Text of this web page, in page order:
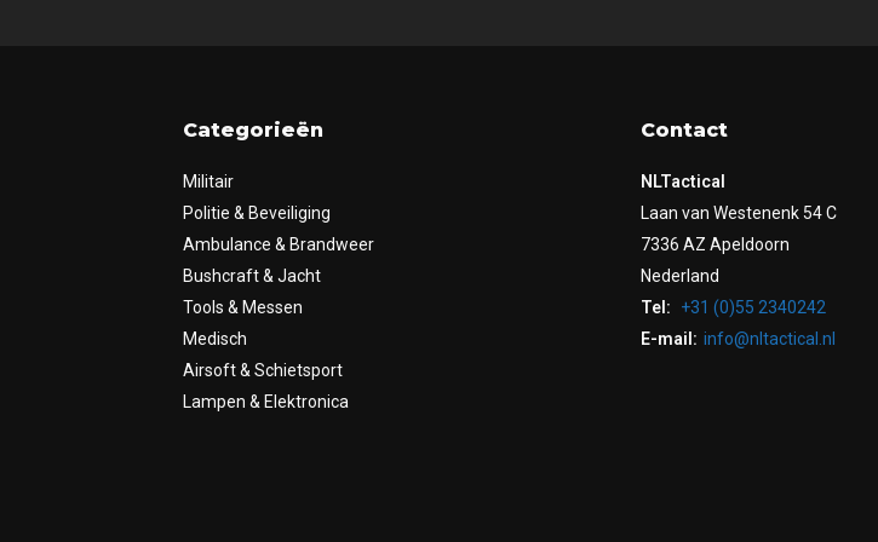
Categorieën
Militair
Politie & Beveiliging
Ambulance & Brandweer
Bushcraft & Jacht
Tools & Messen
Medisch
Airsoft & Schietsport
Lampen & Elektronica
Contact
NLTactical
Laan van Westenenk 54 C
7336 AZ Apeldoorn
Nederland
Tel:
+31 (0)55 2340242
E-mail: info@nltactical.nl